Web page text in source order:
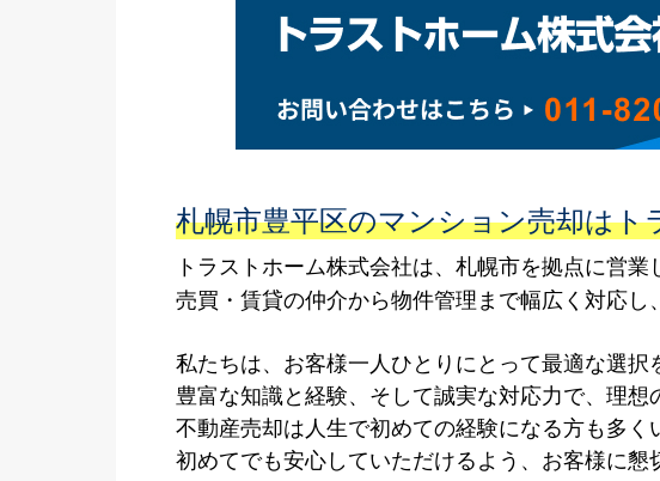
札幌市豊平区のマンション売却はト
トラストホーム株式会社は、札幌市を拠点に営業
売買・賃貸の仲介から物件管理まで幅広く対応し
私たちは、お客様一人ひとりにとって最適な選
豊富な知識と経験、そして誠実な対応力で、理想
不動産売却は人生で初めての経験になる方も多く
初めてでも安心していただけるよう、お客様に懇